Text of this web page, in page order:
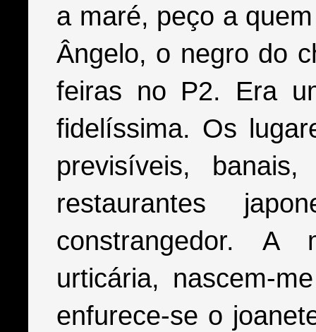
a maré, peço a
Ângelo, o negro do
feiras no P2. Era
fidelíssima. Os
previsíveis,
restaurantes
constrangedor. A
urticária, nascem-
enfurece-se o